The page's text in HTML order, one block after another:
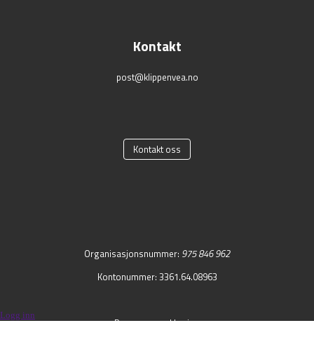
Kontakt
post@klippenvea.no
Kontakt oss
Organisasjonsnummer: 975 846 962
Kontonummer: 3361.64.08963
Personvernerklæring
Logg inn